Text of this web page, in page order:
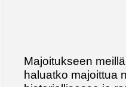
Majoitukseen
haluatko majoittua